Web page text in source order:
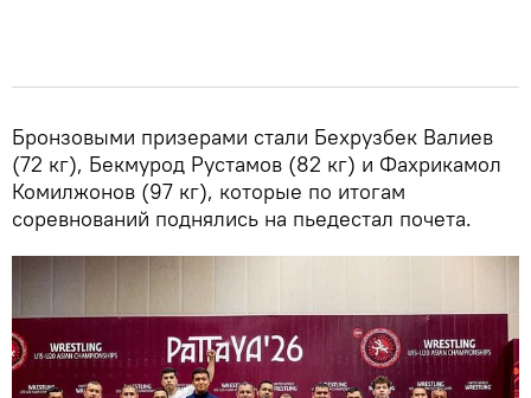
Бронзовыми призерами стали Бехрузбек Валиев
(72 кг), Бекмурод Рустамов (82 кг) и Фахрикамол
Комилжонов (97 кг), которые по итогам
соревнований поднялись на пьедестал почета.